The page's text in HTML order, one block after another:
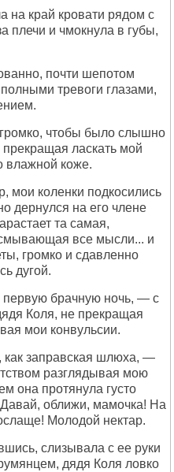
на край кровати рядом с
плечи и чмокнула в губы,
почти шепотом
тревоги глазами,
чтобы было слышно
ласкать мой
влажной коже.
мои коленки подкосились
дернулся на его члене
та самая,
все мысли... и
громко и сдавленно
дугой.
первую брачную ночь, — с
Коля, не прекращая
мои конвульсии.
как заправская шлюха, —
разглядывая мою
она протянула густо
оближи, мамочка! На
Молодой нектар.
слизывала с ее руки
дядя Коля ловко